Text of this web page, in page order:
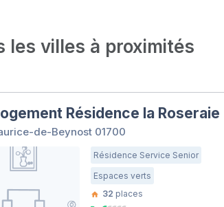
les villes à proximités
Résidence la Roseraie
de-Beynost 01700
Résidence Service Senior
Espaces verts
32 places